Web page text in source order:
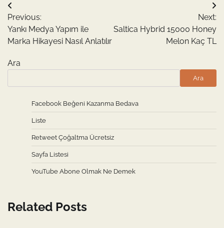
Yazı
gezinmesi
Previous:
Yankı Medya Yapım ile
Marka Hikayesi Nasıl Anlatılır
Next:
Saltica Hybrid 15000 Honey
Melon Kaç TL
Ara
Ara
Facebook Beğeni Kazanma Bedava
Liste
Retweet Çoğaltma Ücretsiz
Sayfa Listesi
YouTube Abone Olmak Ne Demek
Related Posts